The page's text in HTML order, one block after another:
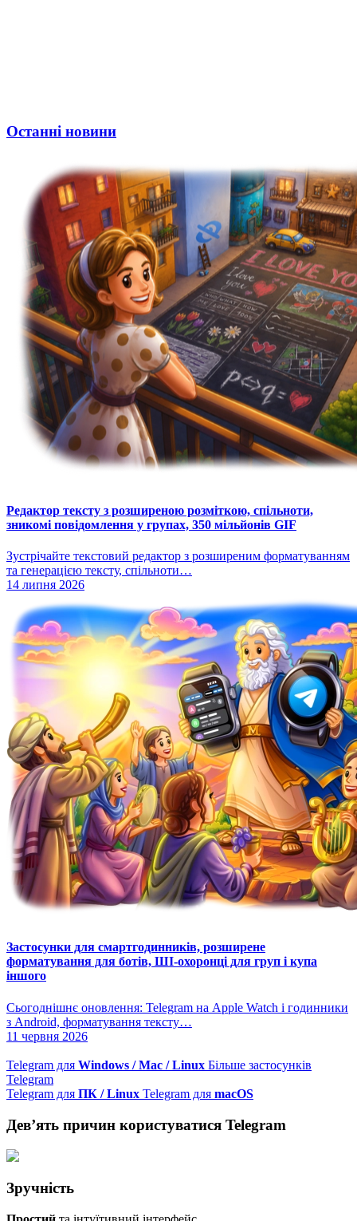
Останні новини
Редактор тексту з розширеною розміткою, спільноти,
зникомі повідомлення у групах, 350 мільйонів GIF
Зустрічайте текстовий редактор з розширеним форматуванням
та генерацією тексту, спільноти…
14 липня 2026
Застосунки для смартгодинників, розширене
форматування для ботів, ШІ-охоронці для груп і купа
іншого
Сьогоднішнє оновлення: Telegram на Apple Watch і годинники
з Android, форматування тексту…
11 червня 2026
Telegram для Windows / Mac / Linux Більше застосунків
Telegram
Telegram для ПК / Linux Telegram для macOS
Дев’ять причин користуватися Telegram
Зручність